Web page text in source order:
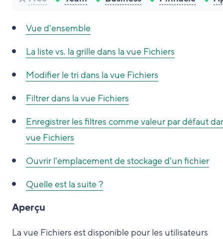
Vue d'ensemble
La liste vs. la grille dans la vue Fichiers
Modifier le tri dans la vue Fichiers
Filtrer dans la vue Fichiers
Enregistrer les filtres comme valeur par défaut
vue Fichiers
Ouvrir l'emplacement de stockage d'un fichier
Quelle est la suite ?
Aperçu
La vue Fichiers est disponible pour les utilisateurs